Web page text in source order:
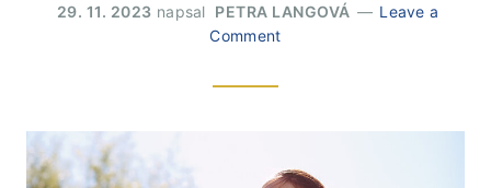
29. 11. 2023 napsal PETRA LANGOVÁ
Leave a
Comment